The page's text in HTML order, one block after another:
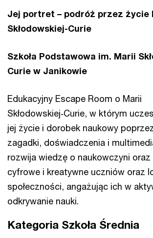
Jej portret – podróż przez życie
Skłodowskiej-Curie
Szkoła Podstawowa im. Marii
Curie w Janikowie
Edukacyjny Escape Room o Marii
Skłodowskiej‑Curie, w którym
jej życie i dorobek naukowy
zagadki, doświadczenia i
rozwija wiedzę o naukowczyni
cyfrowe i kreatywne uczniów oraz
społeczności, angażując ich w
odkrywanie nauki.
Kategoria Szkoła Średnia